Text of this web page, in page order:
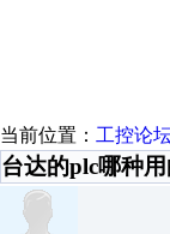
当前位置： 工控论
台达的plc哪种